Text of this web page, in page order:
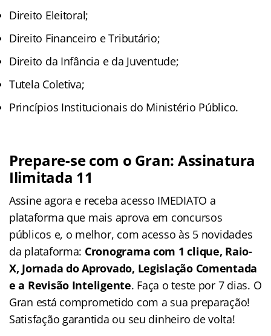
Direito Eleitoral;
Direito Financeiro e Tributário;
Direito da Infância e da Juventude;
Tutela Coletiva;
Princípios Institucionais do Ministério Público.
Prepare-se com o Gran: Assinatura
Ilimitada 11
Assine agora e receba acesso IMEDIATO a
plataforma que mais aprova em concursos
públicos e, o melhor, com acesso às 5 novidades
da plataforma: Cronograma com 1 clique, Raio-
X, Jornada do Aprovado, Legislação Comentada
e a Revisão Inteligente. Faça o teste por 7 dias. O
Gran está comprometido com a sua preparação!
Satisfação garantida ou seu dinheiro de volta!